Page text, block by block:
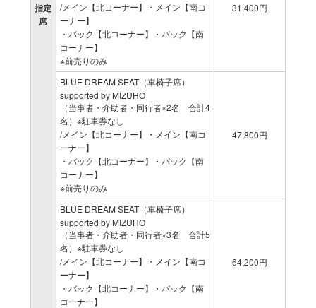
指定
席
/メイン【北コーナー】・メイン【南コ
ーナー】
・バック【北コーナー】・バック【南
コーナー】
※前売りのみ
31,400円
BLUE DREAM SEAT（車椅子席）
supported by MIZUHO
（当事者・介助者・同行者×2名 合計4
名）※駐車券なし
/メイン【北コーナー】・メイン【南コ
ーナー】
・バック【北コーナー】・バック【南
コーナー】
※前売りのみ
47,800円
BLUE DREAM SEAT（車椅子席）
supported by MIZUHO
（当事者・介助者・同行者×3名 合計5
名）※駐車券なし
/メイン【北コーナー】・メイン【南コ
ーナー】
・バック【北コーナー】・バック【南
コーナー】
64,200円